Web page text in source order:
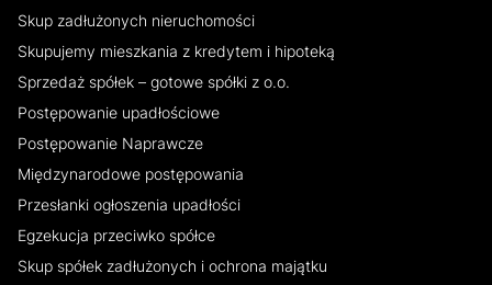
Skup zadłużonych nieruchomości
Skupujemy mieszkania z kredytem i hipoteką
Sprzedaż spółek – gotowe spółki z o.o.
Postępowanie upadłościowe
Postępowanie Naprawcze
Międzynarodowe postępowania
Przesłanki ogłoszenia upadłości
Egzekucja przeciwko spółce
Skup spółek zadłużonych i ochrona majątku